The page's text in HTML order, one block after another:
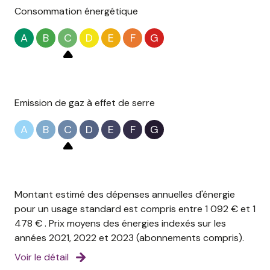
Les informations sur les risques auxquels ce bien est
Consommation énergétique
A B C D E F G
Emission de gaz à effet de serre
A B C D E F G
Montant estimé des dépenses annuelles d'énergie
pour un usage standard est compris entre 1 092 € et 1
478 € . Prix moyens des énergies indexés sur les
années 2021, 2022 et 2023 (abonnements compris).
Voir le détail